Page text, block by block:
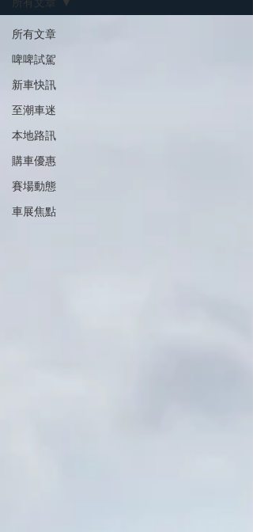
所有文章
啤啤試駕
新車快訊
至潮車迷
本地路訊
購車優惠
賽場動態
車展焦點